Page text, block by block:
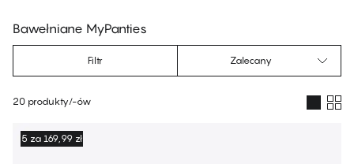
Bawełniane MyPanties
Filtr Zalecany
20 produkty/-ów
Produkty
5 za 169,99 zł